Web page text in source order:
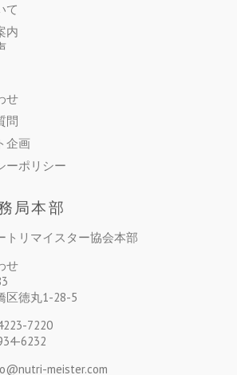
て
内
せ
問
企画
ーポリシー
局本部
トリマイスター協会本部
せ
区徳丸1-28-5
7220
6232
meister.com